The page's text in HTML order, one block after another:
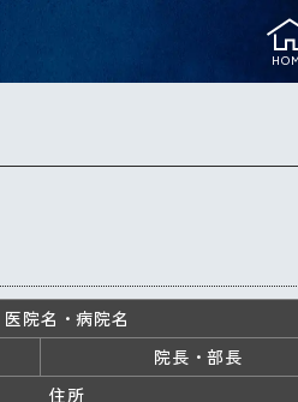
医院名・病院名
院長・部長
住所